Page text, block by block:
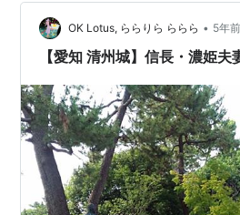
OK Lotus, ららりら ららら • 5年前
【愛知 清州城】信長・濃姫